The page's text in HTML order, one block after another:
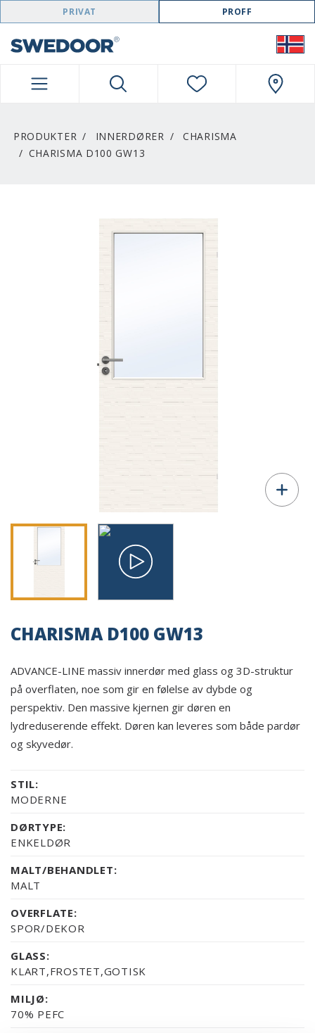
SWEDOOR NAVIGATION
PRIVAT PROFF
PRODUKTER INNERDØRER
CHARISMA
CHARISMA D100 GW13
CHARISMA D100 GW13
ADVANCE-LINE massiv innerdør med glass og 3D-struktur
på overflaten, noe som gir en følelse av dybde og
perspektiv. Den massive kjernen gir døren en
lydreduserende effekt. Døren kan leveres som både pardør
og skyvedør.
STIL:
MODERNE
DØRTYPE:
ENKELDØR
MALT/BEHANDLET:
MALT
OVERFLATE:
SPOR/DEKOR
GLASS:
KLART,FROSTET,GOTISK
MILJØ:
70% PEFC